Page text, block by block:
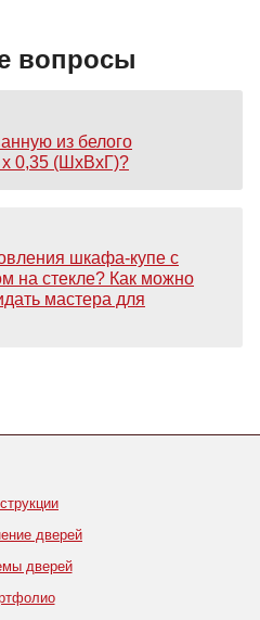
вопросы
из белого
0,35 (ШхВхГ)?
шкафа-купе с
на стекле? Как можно
мастера для
дверей
дверей